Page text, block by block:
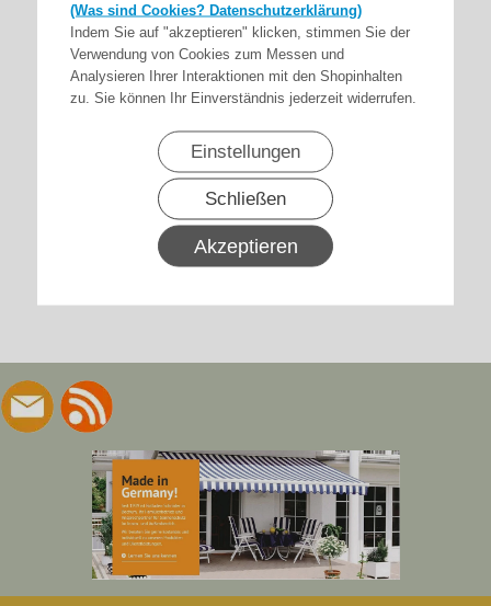
(Was sind Cookies? Datenschutzerklärung)
Indem Sie auf "akzeptieren" klicken, stimmen Sie der
Verwendung von Cookies zum Messen und
Analysieren Ihrer Interaktionen mit den Shopinhalten
zu. Sie können Ihr Einverständnis jederzeit widerrufen.
Einstellungen
Schließen
Akzeptieren